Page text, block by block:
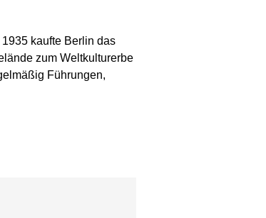
kaufte Berlin das
zum Weltkulturerbe
Führungen,